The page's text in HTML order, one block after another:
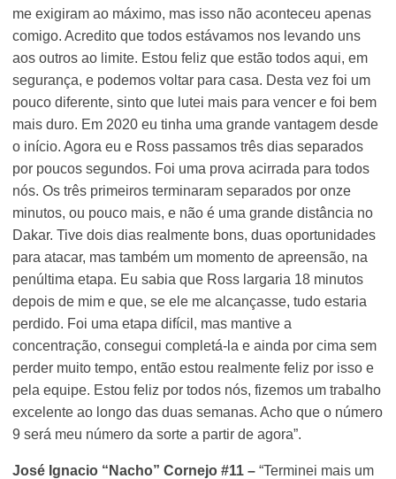
me exigiram ao máximo, mas isso não aconteceu apenas
comigo. Acredito que todos estávamos nos levando uns
aos outros ao limite. Estou feliz que estão todos aqui, em
segurança, e podemos voltar para casa. Desta vez foi um
pouco diferente, sinto que lutei mais para vencer e foi bem
mais duro. Em 2020 eu tinha uma grande vantagem desde
o início. Agora eu e Ross passamos três dias separados
por poucos segundos. Foi uma prova acirrada para todos
nós. Os três primeiros terminaram separados por onze
minutos, ou pouco mais, e não é uma grande distância no
Dakar. Tive dois dias realmente bons, duas oportunidades
para atacar, mas também um momento de apreensão, na
penúltima etapa. Eu sabia que Ross largaria 18 minutos
depois de mim e que, se ele me alcançasse, tudo estaria
perdido. Foi uma etapa difícil, mas mantive a
concentração, consegui completá-la e ainda por cima sem
perder muito tempo, então estou realmente feliz por isso e
pela equipe. Estou feliz por todos nós, fizemos um trabalho
excelente ao longo das duas semanas. Acho que o número
9 será meu número da sorte a partir de agora”.
José Ignacio “Nacho” Cornejo #11 – “Terminei mais um